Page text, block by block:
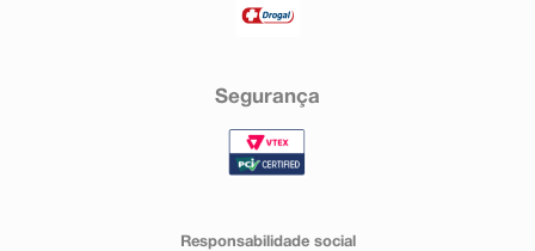
Segurança
Responsabilidade social